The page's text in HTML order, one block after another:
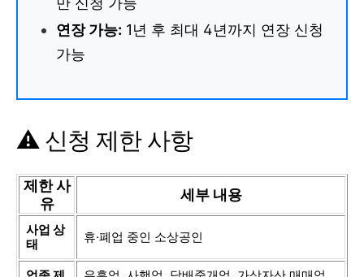
연장 가능: 1년 후 최대 4년까지 연장 신청
가능
⚠️ 신청 제한 사항
제한 사
유
세부 내용
사업 상
태
휴·폐업 중인 소상공인